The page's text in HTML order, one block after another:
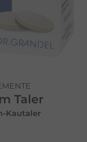
Taler
Kautaler